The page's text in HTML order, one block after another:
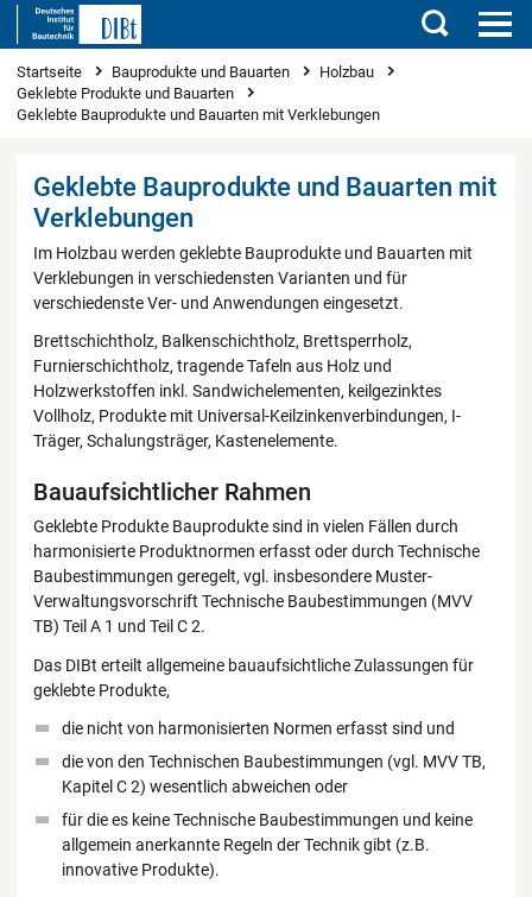
Suchen
Sie sind hier
Startseite Bauprodukte und Bauarten
Holzbau
Geklebte Produkte und Bauarten
Geklebte Bauprodukte und Bauarten mit Verklebungen
Geklebte Bauprodukte und Bauarten mit
Verklebungen
Im Holzbau werden geklebte Bauprodukte und Bauarten mit
Verklebungen in verschiedensten Varianten und für
verschiedenste Ver- und Anwendungen eingesetzt.
Brettschichtholz, Balkenschichtholz, Brettsperrholz,
Furnierschichtholz, tragende Tafeln aus Holz und
Holzwerkstoffen inkl. Sandwichelementen, keilgezinktes
Vollholz, Produkte mit Universal-Keilzinkenverbindungen, I-
Träger, Schalungsträger, Kastenelemente.
Bauaufsichtlicher Rahmen
Geklebte Produkte Bauprodukte sind in vielen Fällen durch
harmonisierte Produktnormen erfasst oder durch Technische
Baubestimmungen geregelt, vgl. insbesondere Muster-
Verwaltungsvorschrift Technische Baubestimmungen (MVV
TB) Teil A 1 und Teil C 2.
Das DIBt erteilt allgemeine bauaufsichtliche Zulassungen für
geklebte Produkte,
die nicht von harmonisierten Normen erfasst sind und
die von den Technischen Baubestimmungen (vgl. MVV TB,
Kapitel C 2) wesentlich abweichen oder
für die es keine Technische Baubestimmungen und keine
allgemein anerkannte Regeln der Technik gibt (z.B.
innovative Produkte).